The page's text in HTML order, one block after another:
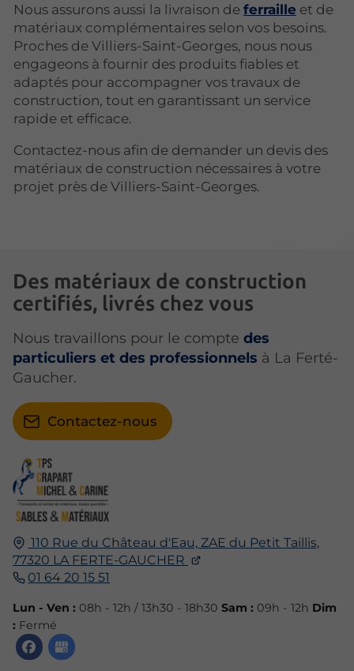
Nous assurons aussi la livraison de ferraille et de
matériaux complémentaires selon vos besoins.
Proches de Villiers-Saint-Georges, nous nous
engageons à fournir des produits fiables et
adaptés pour accompagner vos travaux de
construction, tout en garantissant un service
rapide et efficace.
Contactez-nous afin de demander un devis des
matériaux de construction nécessaires à votre
projet près de Villiers-Saint-Georges.
110 Rue du Château d'Eau, ZAE du Petit Taillis,
77320 LA FERTE-GAUCHER
01 64 20 15 51
Lun - Ven : 08h - 12h / 13h30 - 18h30 Sam : 09h - 12h Dim
: Fermé
Des matériaux de construction
certifiés, livrés chez vous
Nous travaillons pour le compte des
particuliers et des professionnels à La Ferté-
Gaucher.
Contactez-nous